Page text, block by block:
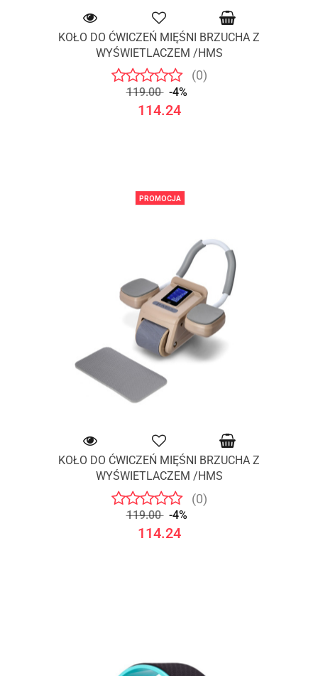
KOŁO DO ĆWICZEŃ MIĘŚNI BRZUCHA Z
WYŚWIETLACZEM /HMS
(0)
119.00 -4%
114.24
PROMOCJA
KOŁO DO ĆWICZEŃ MIĘŚNI BRZUCHA Z
WYŚWIETLACZEM /HMS
(0)
119.00 -4%
114.24